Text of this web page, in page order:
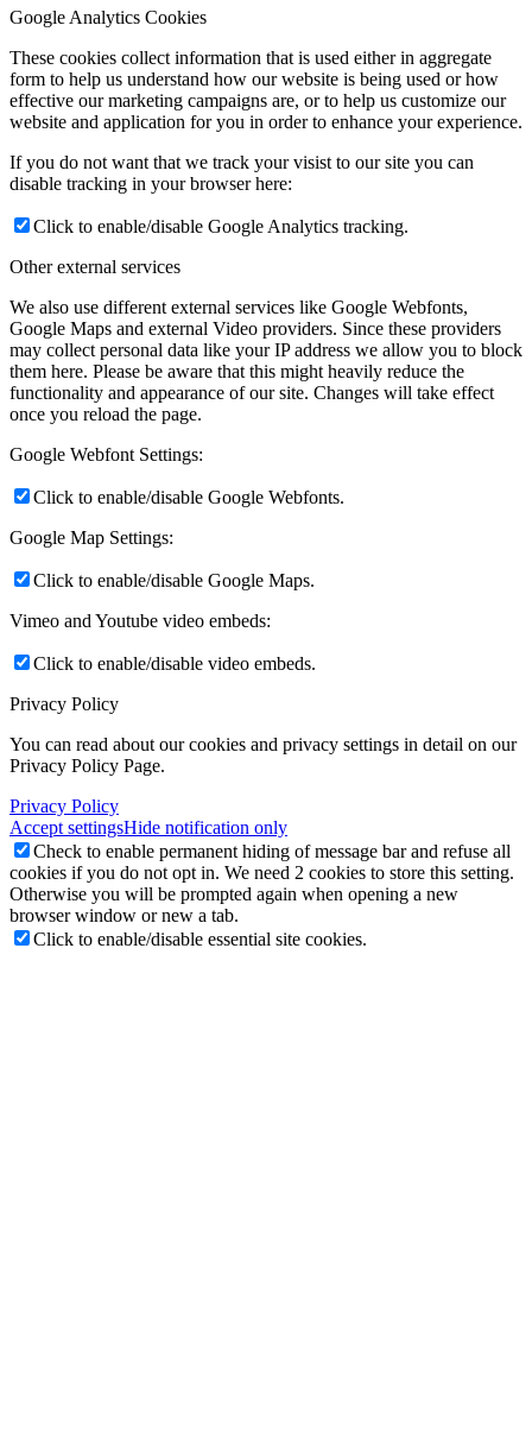
Google Analytics Cookies
These cookies collect information that is used either in aggregate
form to help us understand how our website is being used or how
effective our marketing campaigns are, or to help us customize our
website and application for you in order to enhance your experience.
If you do not want that we track your visist to our site you can
disable tracking in your browser here:
Click to enable/disable Google Analytics tracking.
Other external services
We also use different external services like Google Webfonts,
Google Maps and external Video providers. Since these providers
may collect personal data like your IP address we allow you to block
them here. Please be aware that this might heavily reduce the
functionality and appearance of our site. Changes will take effect
once you reload the page.
Google Webfont Settings:
Click to enable/disable Google Webfonts.
Google Map Settings:
Click to enable/disable Google Maps.
Vimeo and Youtube video embeds:
Click to enable/disable video embeds.
Privacy Policy
You can read about our cookies and privacy settings in detail on our
Privacy Policy Page.
Privacy Policy
Accept settingsHide notification only
Check to enable permanent hiding of message bar and refuse all
cookies if you do not opt in. We need 2 cookies to store this setting.
Otherwise you will be prompted again when opening a new
browser window or new a tab.
Click to enable/disable essential site cookies.